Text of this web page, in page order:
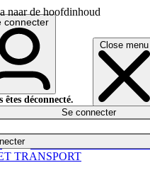
naar de hoofdinhoud
Close menu
connecter
êtes déconnecté.
Se connecter
TRANSPORT